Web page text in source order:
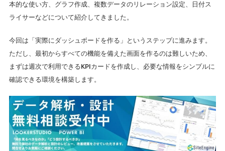
本的な使い方、グラフ作成、複数データのリレーション設定、日付ス
ライサーなどについて紹介してきました。
今回は「実際にダッシュボードを作る」というステップに進みます。
ただし、最初からすべての機能を備えた画面を作るのは難しいため、
まずは週次で利用できるKPIカードを作成し、必要な情報をシンプルに
確認できる環境を構築します。